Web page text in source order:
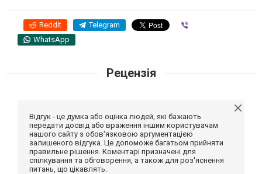
Reddit Telegram
WhatsApp
Рецензія
Відгук - це думка або оцінка людей, які бажають
передати досвід або враження іншим користувачам
нашого сайту з обов'язковою аргументацією
залишеного відгука. Це допоможе багатьом прийняти
правильне рішення. Коментарі призначені для
спілкування та обговорення, а також для роз'яснення
питань, що цікавлять.